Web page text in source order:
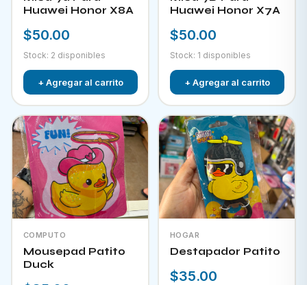
Huawei Honor X8A
$50.00
Stock: 2 disponibles
+ Agregar al carrito
Huawei Honor X7A
$50.00
Stock: 1 disponibles
+ Agregar al carrito
COMPUTO
Mousepad Patito
Duck
HOGAR
Destapador Patito
$35.00